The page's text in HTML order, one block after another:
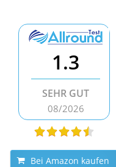
1.3
SEHR GUT
08/2026
Bei Amazon kaufen